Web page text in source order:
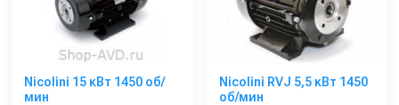
Nicolini 15 кВт 1450 об/
мин
Nicolini RVJ 5,5 кВт 1450
об/мин